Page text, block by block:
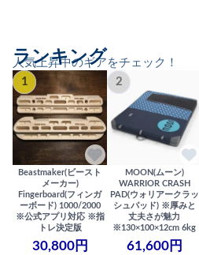
人気上昇中のギアをチェック！
ランキング
1
Beastmaker(ビースト
メーカー)
Fingerboard(フィンガ
ーボード) 1000/2000
※公式アプリ対応 ※指
トレ決定版
30,800円
2
MOON(ムーン)
WARRIOR CRASH
PAD(ウォリアークラッ
シュパッド) ※厚みと
丈夫さが魅力
※130×100×12cm 6kg
61,600円